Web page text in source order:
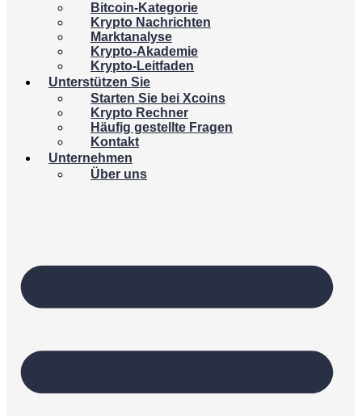
Bitcoin-Kategorie
Krypto Nachrichten
Marktanalyse
Krypto-Akademie
Krypto-Leitfaden
Unterstützen Sie
Starten Sie bei Xcoins
Krypto Rechner
Häufig gestellte Fragen
Kontakt
Unternehmen
Über uns